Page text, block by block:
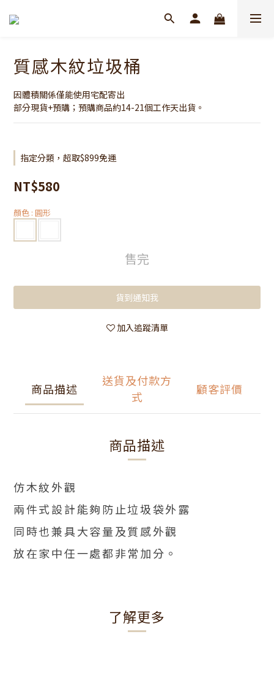
質感木紋垃圾桶
因體積關係僅能使用宅配寄出
部分現貨+預購；預購商品約14-21個工作天出貨。
指定分類，超取$899免運
NT$580
顏色 : 圓形
售完
貨到通知我
加入追蹤清單
商品描述
送貨及付款方
式
顧客評價
商品描述
仿木紋外觀
兩件式設計能夠防止垃圾袋外露
同時也兼具大容量及質感外觀
放在家中任一處都非常加分。
了解更多